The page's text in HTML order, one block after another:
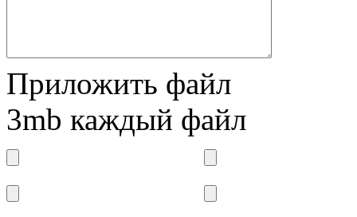
Приложить файл
3mb каждый файл